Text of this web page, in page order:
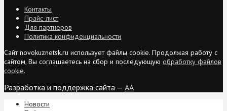
Контакты
Прайс-лист
Для партнеров
Политика конфиденциальности
Сайт novokuznetsk.ru использует файлы cookie. Продолжая работу с
сайтом, Вы соглашаетесь на сбор и последующую обработку файлов
cookie.
Разработка и поддержка сайта — AA
Новости